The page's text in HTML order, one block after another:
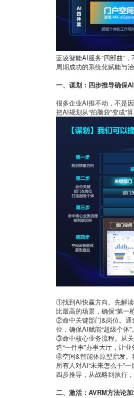
蓝凌智能AI服务“四部曲”，
周期成功的系统化赋能与治
一、谋划：四步推导确保
很多企业AI推不动，不是
把AI规划从“拍脑袋”变成“算
①找到AI快赢方向。先解
比最高的场景，确保“第一
②命中关键部门&岗位。通
位，确保AI赋能“超级个体”。
③命中核心业务流程。从
造“一件事”办事大厅，让业
④空间&智能体原型启发。
所有人对AI“未来怎么干”一
四步推导，从战略到执行
二、激活：AVRM方法论